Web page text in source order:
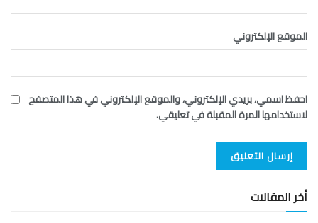
الموقع الإلكتروني
احفظ اسمي، بريدي الإلكتروني، والموقع الإلكتروني في هذا المتصفح
لاستخدامها المرة المقبلة في تعليقي.
أخر المقالات